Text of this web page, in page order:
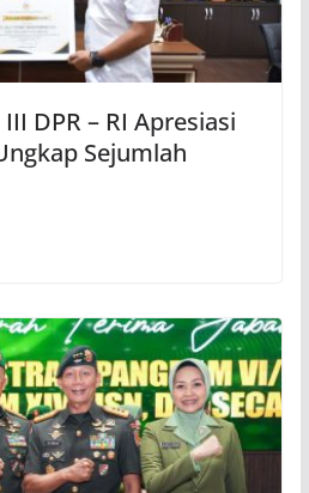
DPR – RI Apresiasi
Sejumlah